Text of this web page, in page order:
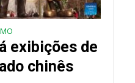
exibições de
chinês